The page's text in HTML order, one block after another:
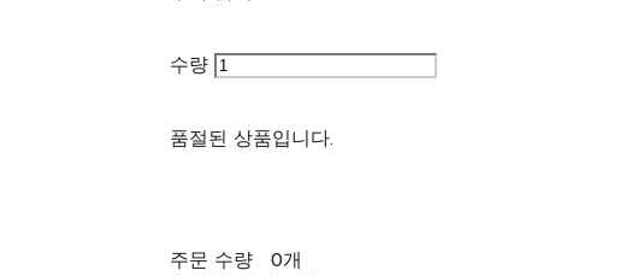
수량
품절된 상품입니다.
주문 수량
0개